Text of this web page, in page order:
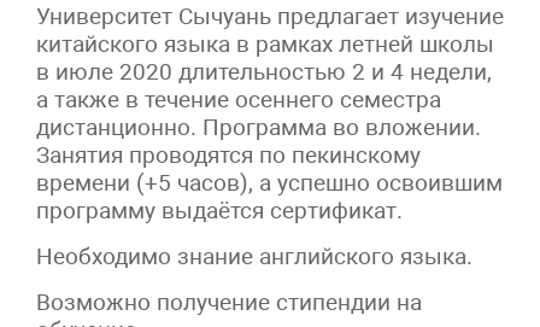
Университет Сычуань предлагает изучение
китайского языка в рамках летней школы
в июле 2020 длительностью 2 и 4 недели,
а также в течение осеннего семестра
дистанционно. Программа во вложении.
Занятия проводятся по пекинскому
времени (+5 часов), а успешно освоившим
программу выдаётся сертификат.
Необходимо знание английского языка.
Возможно получение стипендии на